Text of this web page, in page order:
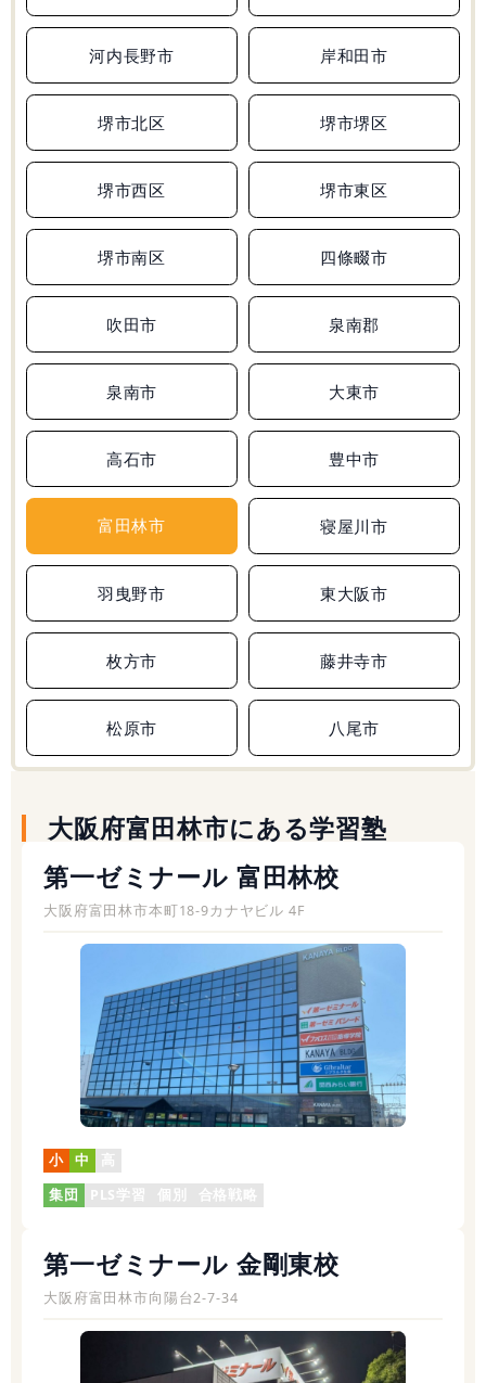
河内長野市 岸和田市
堺市北区 堺市堺区
堺市西区 堺市東区
堺市南区 四條畷市
吹田市 泉南郡
泉南市 大東市
高石市 豊中市
富田林市 寝屋川市
羽曳野市 東大阪市
枚方市 藤井寺市
松原市 八尾市
大阪府富田林市にある学習塾
第一ゼミナール 富田林校
大阪府富田林市本町18-9カナヤビル 4F
小 中
高
集団
PLS学習 個別 合格戦略
第一ゼミナール 金剛東校
大阪府富田林市向陽台2-7-34